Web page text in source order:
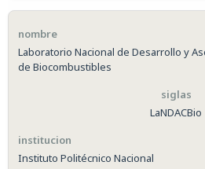
Laboratorio Nacional de Desarrollo y
de Biocombustibles
LaNDACBio
Instituto Politécnico Nacional